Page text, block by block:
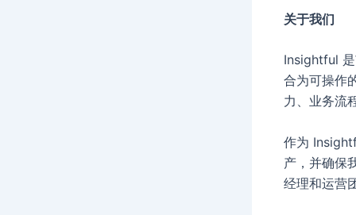
关于我们
Insightful
合为可操作
力、业务流
作为
产，并确保
经理和运营